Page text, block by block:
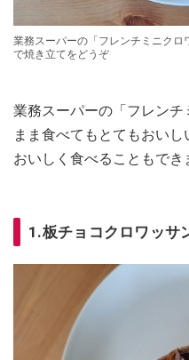
業務スーパーの「フレンチミニク
で焼き立てをどうぞ
業務スーパーの「フレン
まま食べてもとてもおい
おいしく食べることもでき
1.板チョコクロワッサ